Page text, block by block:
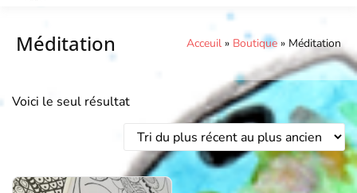
Méditation Acceuil » Boutique » Méditation
Voici le seul résultat